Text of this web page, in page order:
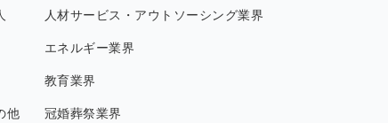
人材サービス・アウトソーシング業界
エネルギー業界
教育業界
他
冠婚葬祭業界